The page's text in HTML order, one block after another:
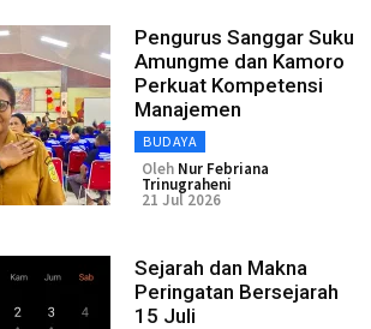
Pengurus Sanggar Suku
Amungme dan Kamoro
Perkuat Kompetensi
Manajemen
BUDAYA
Oleh Nur Febriana
Trinugraheni
21 Jul 2026
Sejarah dan Makna
Peringatan Bersejarah
15 Juli